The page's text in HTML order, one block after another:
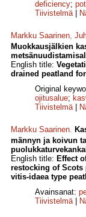
deficiency;
Tiivistelmä|
Markku Saarinen,
Muokkausjälkien
English title:
drained peatland
Original
ojitusalue;
Tiivistelmä|
Markku Saarinen.
männyn ja koivun
English title: Effect
restocking of Scots
vitis-idaea type
Avainsanat:
Tiivistelmä|